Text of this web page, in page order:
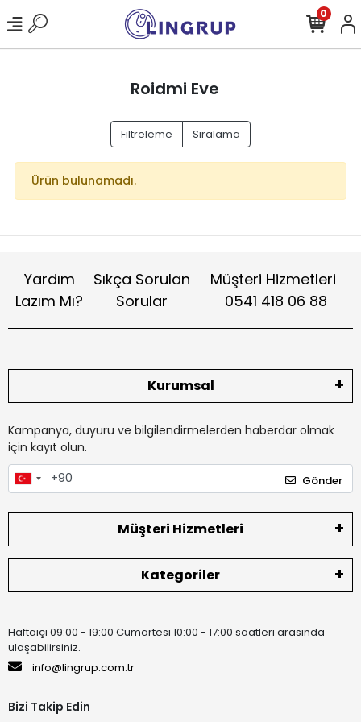
0
Roidmi Eve
Filtreleme Sıralama
Ürün bulunamadı.
Yardım
Lazım Mı?
Sıkça Sorulan
Sorular
Müşteri Hizmetleri
0541 418 06 88
Kurumsal
Kampanya, duyuru ve bilgilendirmelerden haberdar olmak
için kayıt olun.
Gönder
Müşteri Hizmetleri
Kategoriler
Haftaiçi 09:00 - 19:00 Cumartesi 10:00 - 17:00 saatleri arasında
ulaşabilirsiniz.
info@lingrup.com.tr
Bizi Takip Edin